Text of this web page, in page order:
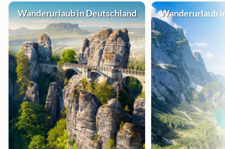
Wanderurlaub in Deutschland Wanderurlaub